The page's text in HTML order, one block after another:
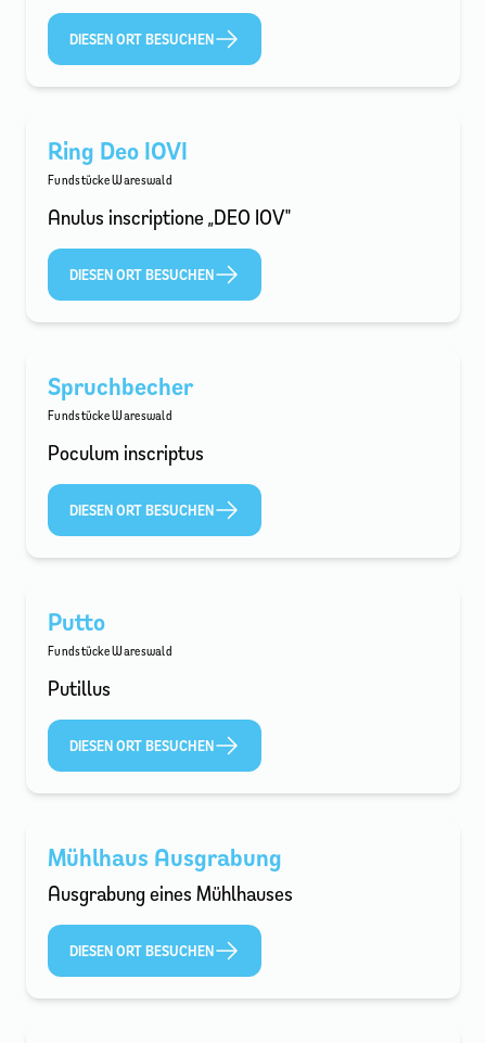
DIESEN ORT BESUCHEN
Ring Deo IOVI
Fundstücke Wareswald
Anulus inscriptione „DEO IOV"
DIESEN ORT BESUCHEN
Spruchbecher
Fundstücke Wareswald
Poculum inscriptus
DIESEN ORT BESUCHEN
Putto
Fundstücke Wareswald
Putillus
DIESEN ORT BESUCHEN
Mühlhaus Ausgrabung
Ausgrabung eines Mühlhauses
DIESEN ORT BESUCHEN